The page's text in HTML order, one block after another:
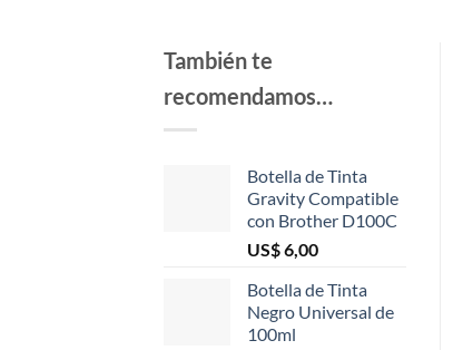
También te
recomendamos…
Botella de Tinta
Gravity Compatible
con Brother D100C
US$6,00
Botella de Tinta
Negro Universal de
100ml